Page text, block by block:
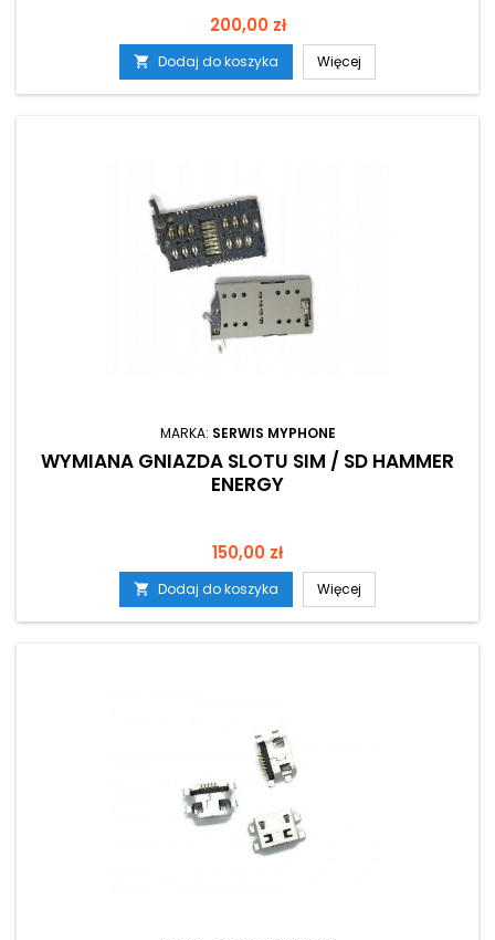
Cena
200,00 zł
 Dodaj do koszyka Więcej
MARKA: SERWIS MYPHONE
WYMIANA GNIAZDA SLOTU SIM / SD HAMMER
ENERGY
Cena
150,00 zł
 Dodaj do koszyka Więcej